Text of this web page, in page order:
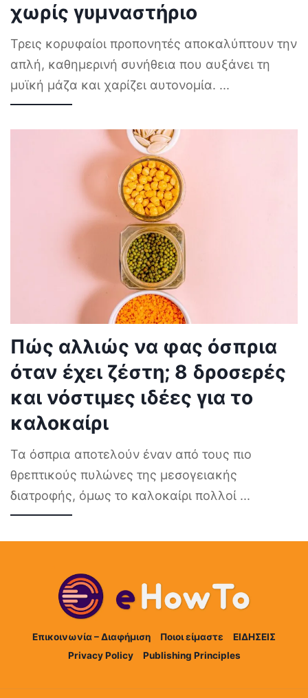
χωρίς γυμναστήριο
Τρεις κορυφαίοι προπονητές αποκαλύπτουν την
απλή, καθημερινή συνήθεια που αυξάνει τη
μυϊκή μάζα και χαρίζει αυτονομία. ...
Πώς αλλιώς να φας όσπρια
όταν έχει ζέστη; 8 δροσερές
και νόστιμες ιδέες για το
καλοκαίρι
Τα όσπρια αποτελούν έναν από τους πιο
θρεπτικούς πυλώνες της μεσογειακής
διατροφής, όμως το καλοκαίρι πολλοί ...
Επικοινωνία – Διαφήμιση Ποιοι είμαστε
ΕΙΔΗΣΕΙΣ
Privacy Policy
Publishing Principles